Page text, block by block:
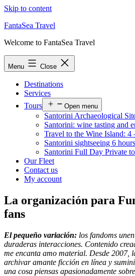
Skip to content
FantaSea Travel
Welcome to FantaSea Travel
Menu Close
Destinations
Services
Tours
Open menu
Santorini Archaeological
Santorini: wine tasting and
Travel to the Wine Island: 4
Santorini sightseeing 6
Santorini Full Day Private
Our Fleet
Contact us
My account
La organización para
fans
El pequeño variación: los fandoms
duraderas interacciones. Contenido
me encanta amo material. Desde 2007,
archivar amante ficción en línea y
una cosa piensas apasionadamente